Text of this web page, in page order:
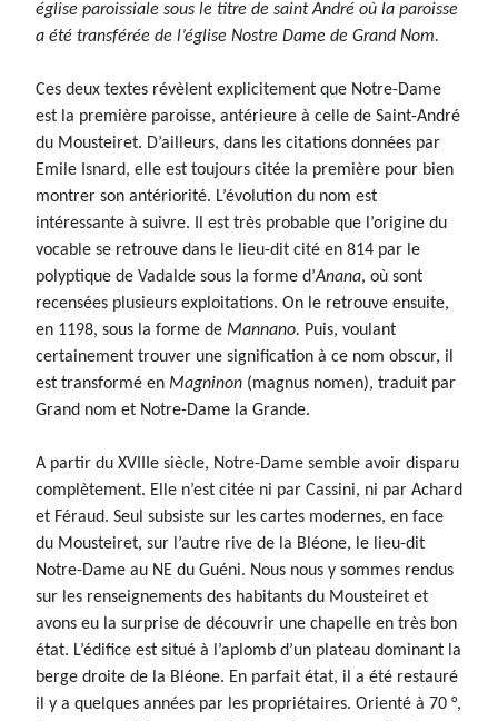
église paroissiale sous le titre de saint André où la paroisse
a été transférée de l’église Nostre Dame de Grand Nom.
Ces deux textes révèlent explicitement que Notre-Dame
est la première paroisse, antérieure à celle de Saint-André
du Mousteiret. D’ailleurs, dans les citations données par
Emile Isnard, elle est toujours citée la première pour bien
montrer son antériorité. L’évolution du nom est
intéressante à suivre. Il est très probable que l’origine du
vocable se retrouve dans le lieu-dit cité en 814 par le
polyptique de Vadalde sous la forme d’Anana, où sont
recensées plusieurs exploitations. On le retrouve ensuite,
en 1198, sous la forme de Mannano. Puis, voulant
certainement trouver une signification à ce nom obscur, il
est transformé en Magninon (magnus nomen), traduit par
Grand nom et Notre-Dame la Grande.
A partir du XVIIIe siècle, Notre-Dame semble avoir disparu
complètement. Elle n’est citée ni par Cassini, ni par Achard
et Féraud. Seul subsiste sur les cartes modernes, en face
du Mousteiret, sur l’autre rive de la Bléone, le lieu-dit
Notre-Dame au NE du Guéni. Nous nous y sommes rendus
sur les renseignements des habitants du Mousteiret et
avons eu la surprise de découvrir une chapelle en très bon
état. L’édifice est situé à l’aplomb d’un plateau dominant la
berge droite de la Bléone. En parfait état, il a été restauré
il y a quelques années par les propriétaires. Orienté à 70 °,